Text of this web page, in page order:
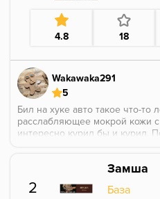
4.8 18
Wakawaka291
5
Бил на хуке авто такое что-то
расслабляющее мокрой кожи
интересно курил бы и курил.
2
Замша
База